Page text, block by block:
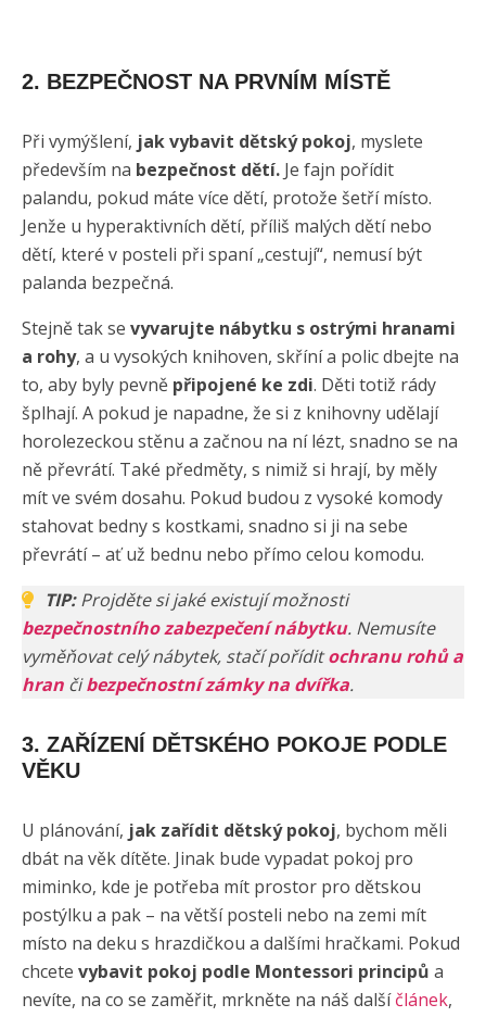
2. BEZPEČNOST NA PRVNÍM MÍSTĚ
Při vymýšlení, jak vybavit dětský pokoj, myslete
především na bezpečnost dětí. Je fajn pořídit
palandu, pokud máte více dětí, protože šetří místo.
Jenže u hyperaktivních dětí, příliš malých dětí nebo
dětí, které v posteli při spaní „cestují“, nemusí být
palanda bezpečná.
Stejně tak se vyvarujte nábytku s ostrými hranami
a rohy, a u vysokých knihoven, skříní a polic dbejte na
to, aby byly pevně připojené ke zdi. Děti totiž rády
šplhají. A pokud je napadne, že si z knihovny udělají
horolezeckou stěnu a začnou na ní lézt, snadno se na
ně převrátí. Také předměty, s nimiž si hrají, by měly
mít ve svém dosahu. Pokud budou z vysoké komody
stahovat bedny s kostkami, snadno si ji na sebe
převrátí – ať už bednu nebo přímo celou komodu.
TIP:Projděte si jaké existují možnosti
bezpečnostního zabezpečení nábytku. Nemusíte
vyměňovat celý nábytek, stačí poříditochranu rohů a
hran čibezpečnostní zámky na dvířka.
3. ZAŘÍZENÍ DĚTSKÉHO POKOJE PODLE
VĚKU
U plánování, jak zařídit dětský pokoj, bychom měli
dbát na věk dítěte. Jinak bude vypadat pokoj pro
miminko, kde je potřeba mít prostor pro dětskou
postýlku a pak – na větší posteli nebo na zemi mít
místo na deku s hrazdičkou a dalšími hračkami. Pokud
chcete vybavit pokoj podle Montessori principů a
nevíte, na co se zaměřit, mrkněte na náš dalšíčlánek,